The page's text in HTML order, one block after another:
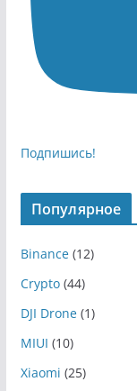
Подпишись!
Популярное
Binance(12)
Crypto(44)
DJI Drone(1)
MIUI (10)
Xiaomi (25)